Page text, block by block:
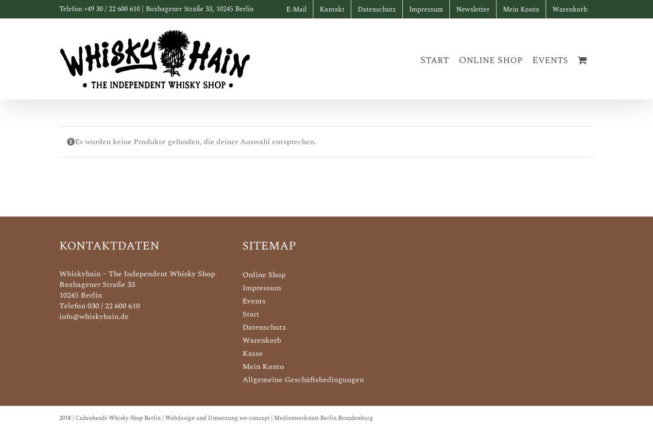
Inhalt
Telefon +49 30 / 22 600 610 | Boxhagener Straße 33, 10245 Berlin E-Mail Kontakt Datenschutz Impressum Newsletter Mein Konto Warenkorb
Start Online Shop Events
Es wurden keine Produkte gefunden, die deiner Auswahl entsprechen.
KONTAKTDATEN
Whiskyhain – The Independent Whisky Shop
Boxhagener Straße 33
10245 Berlin
Telefon 030 / 22 600 610
info@whiskyhain.de
SITEMAP
Online Shop
Impressum
Events
Start
Datenschutz
Warenkorb
Kasse
Mein Konto
Allgemeine Geschäftsbedingungen
2018 | Cadenheads Whisky Shop Berlin | Webdesign und Umsetzung we-concept | Medienwerkstatt Berlin Brandenburg